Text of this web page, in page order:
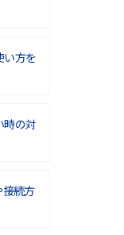
い方を
時の対
続方